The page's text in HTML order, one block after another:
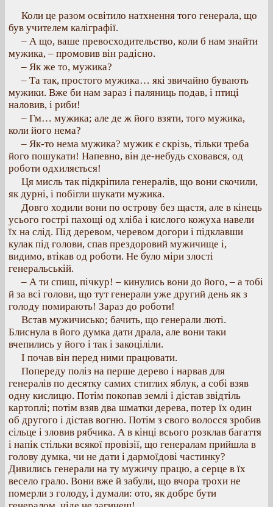
Коли це разом освітило натхнення того генерала, що
був учителем каліграфії.
– А що, ваше превосходительство, коли б нам знайти
мужика, – промовив він радісно.
– Як же то, мужика?
– Та так, простого мужика… які звичайно бувають
мужики. Вже би нам зараз і паляниць подав, і птиці
наловив, і риби!
– Гм… мужика; але де ж його взяти, того мужика,
коли його нема?
– Як-то нема мужика? мужик є скрізь, тільки треба
його пошукати! Напевно, він де-небудь сховався, од
роботи одхиляється!
Ця мисль так підкріпила генералів, що вони скочили,
як дурні, і побігли шукати мужика.
Довго ходили вони по острову без щастя, але в кінець
усього гострі пахощі од хліба і кислого кожуха навели
їх на слід. Під деревом, черевом догори і підклавши
кулак під голови, спав прездоровий мужичище і,
видимо, втікав од роботи. Не було міри злості
генеральській.
– А ти спиш, пічкур! – кинулись вони до його, – а тобі
й за всі голови, що тут генерали уже другий день як з
голоду помирають! Зараз до роботи!
Встав мужичисько; бачить, що генерали люті.
Блиснула в його думка дати драла, але вони таки
вчепились у його і так і закоціліли.
І почав він перед ними працювати.
Попереду поліз на перше дерево і нарвав для
генералів по десятку самих стиглих яблук, а собі взяв
одну кислицю. Потім покопав землі і дістав звідтіль
картоплі; потім взяв два шматки дерева, потер їх один
об другого і дістав вогню. Потім з свого волосся зробив
сільце і зловив рябчика. А в кінці всього розклав багаття
і напік стільки всякої провізії, що генералам прийшла в
голову думка, чи не дати і дармоїдові частинку?
Дивились генерали на ту мужичу працю, а серце в їх
весело грало. Вони вже й забули, що вчора трохи не
померли з голоду, і думали: ото, як добре бути